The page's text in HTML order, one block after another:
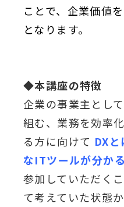
ことで、企業価値を
となります。
◆本講座の特徴
企業の事業主とし
組む、業務を効率
る方に向けて DX
なITツールが分か
参加していただく
て考えていた状態